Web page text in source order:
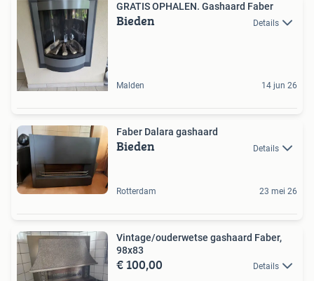
GRATIS OPHALEN. Gashaard Faber
Bieden Details
Malden 14 jun 26
Faber Dalara gashaard
Bieden Details
Rotterdam 23 mei 26
Vintage/ouderwetse gashaard Faber,
98x83
€ 100,00 Details